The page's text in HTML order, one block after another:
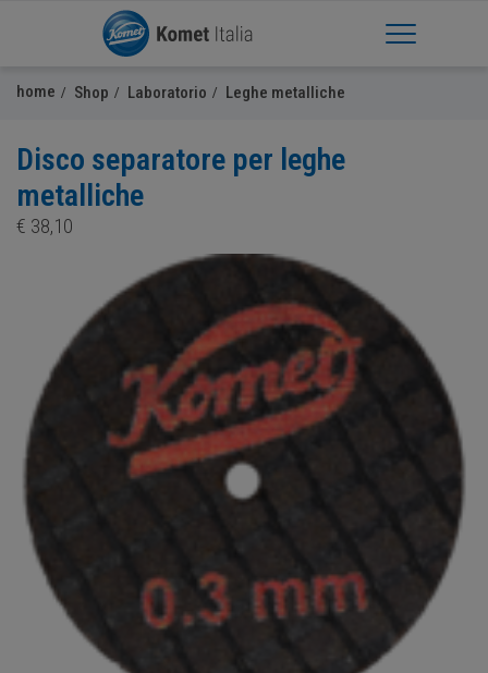
Apri Menu
home Shop Laboratorio Leghe metalliche
Disco separatore per leghe
metalliche
€ 38,10